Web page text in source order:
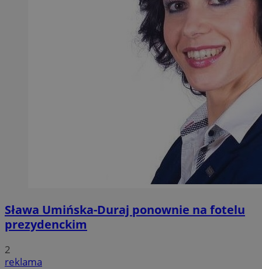
Sława Umińska-Duraj ponownie na fotelu
prezydenckim
2
reklama